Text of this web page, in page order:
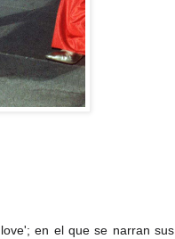
en el que se narran sus